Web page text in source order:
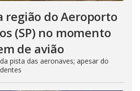
região do Aeroporto
(SP) no momento
de avião
pista das aeronaves; apesar do